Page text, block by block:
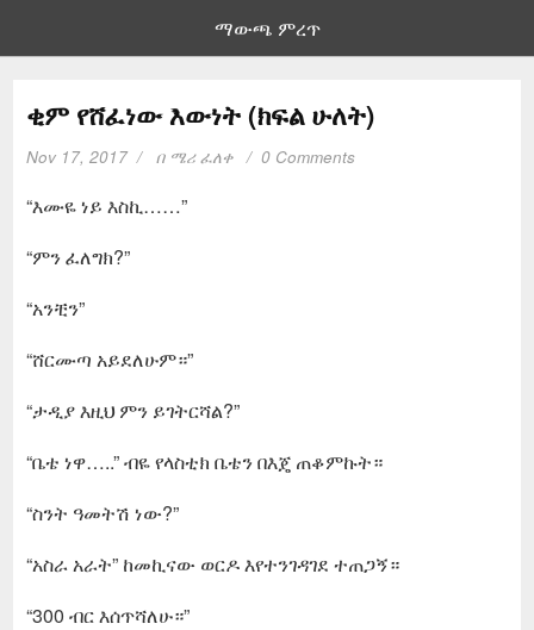
ማውጫ ምረጥ
ቂም የሸፈነው እውነት (ክፍል ሁለት)
Nov 17, 2017 በ ሜሪ ፈለቀ 0 Comments
“እሙዬ ነይ እስኪ……”
“ምን ፈለግክ?”
“አንቺን”
“ሸርሙጣ አይደለሁም።”
“ታዲያ እዚህ ምን ይገትርሻል?”
“ቤቴ ነዋ…..” ብዬ የላስቲክ ቤቴን በእጄ ጠቆምኩት።
“ስንት ዓመትሽ ነው?”
“አስራ አራት” ከመኪናው ወርዶ እየተንገዳገደ ተጠጋኝ።
“300 ብር እሰጥሻለሁ።”